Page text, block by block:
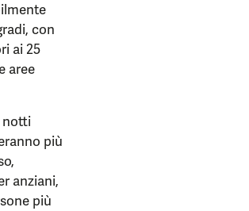
con
ai 25
aree
notti
più
anziani,
più